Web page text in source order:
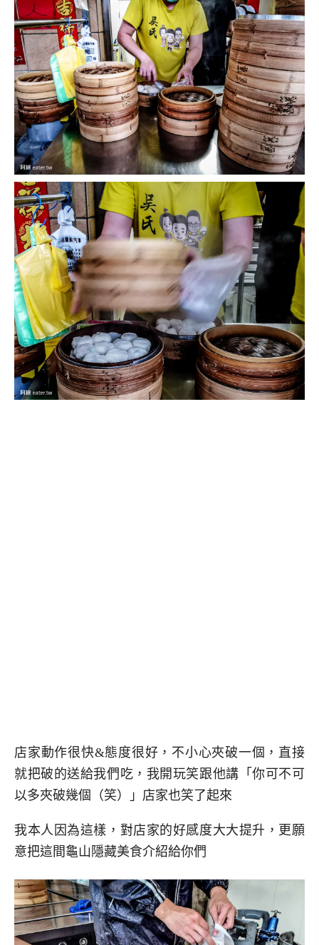
店家動作很快&態度很好，不小心夾破一個，直接
就把破的送給我們吃，我開玩笑跟他講「你可不可
以多夾破幾個（笑）」店家也笑了起來
我本人因為這樣，對店家的好感度大大提升，更願
意把這間龜山隱藏美食介紹給你們